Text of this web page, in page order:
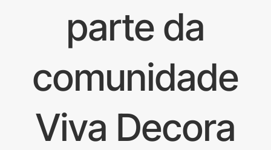
parte da
comunidade
Viva Decora